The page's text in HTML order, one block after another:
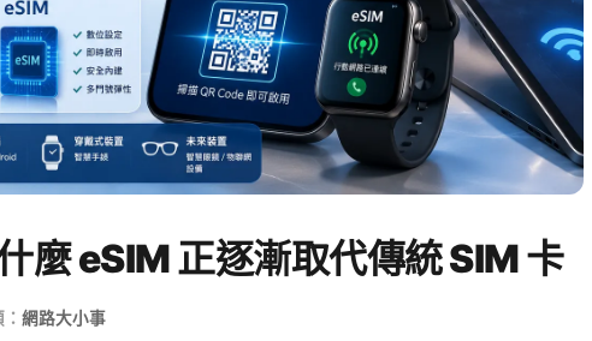
麼 eSIM 正逐漸取代傳統 SIM 卡
網路大小事